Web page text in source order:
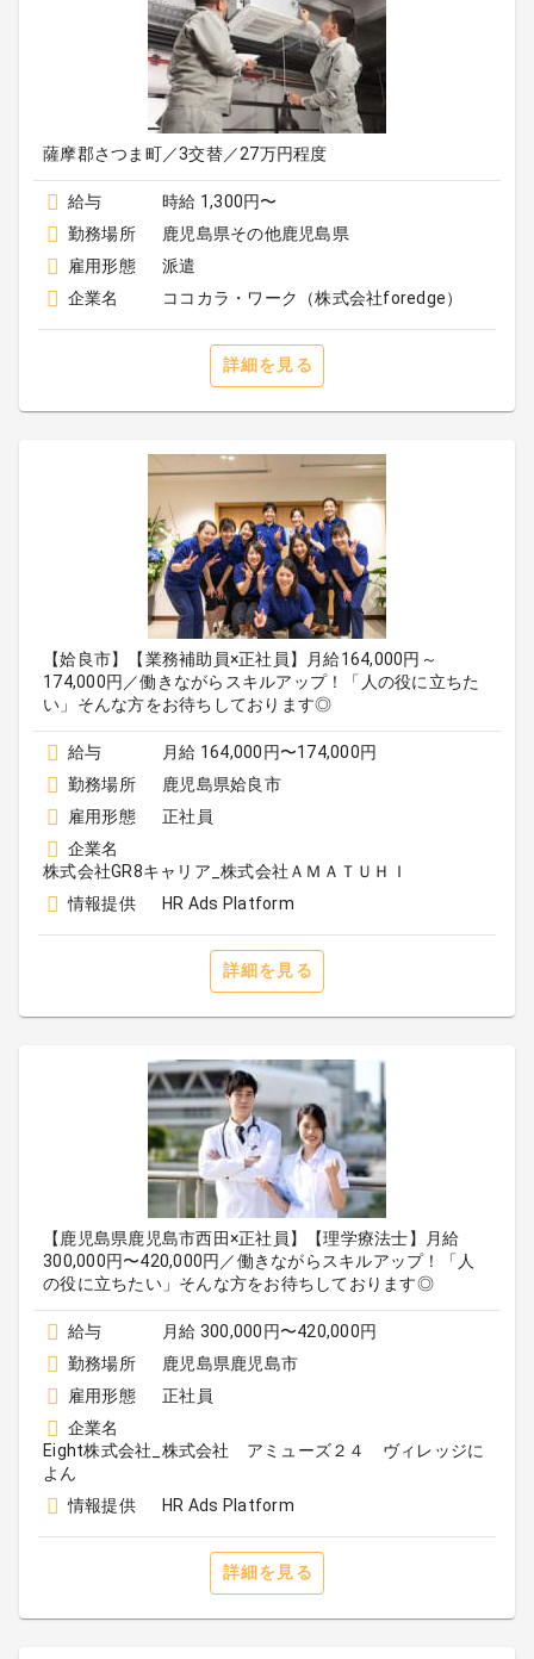
薩摩郡さつま町／3交替／27万円程度
給与
時給 1,300円〜
勤務場所
鹿児島県その他鹿児島県
雇用形態
派遣
企業名
ココカラ・ワーク（株式会社foredge）
詳細を見る
【姶良市】【業務補助員×正社員】月給164,000円～
174,000円／働きながらスキルアップ！「人の役に立ちた
い」そんな方をお待ちしております◎
給与
月給 164,000円〜174,000円
勤務場所
鹿児島県姶良市
雇用形態
正社員
企業名
株式会社GR8キャリア_株式会社ＡＭＡＴＵＨＩ
情報提供
HR Ads Platform
詳細を見る
【鹿児島県鹿児島市西田×正社員】【理学療法士】月給
300,000円〜420,000円／働きながらスキルアップ！「人
の役に立ちたい」そんな方をお待ちしております◎
給与
月給 300,000円〜420,000円
勤務場所
鹿児島県鹿児島市
雇用形態
正社員
企業名
Eight株式会社_株式会社 アミューズ２４ ヴィレッジに
よん
情報提供
HR Ads Platform
詳細を見る